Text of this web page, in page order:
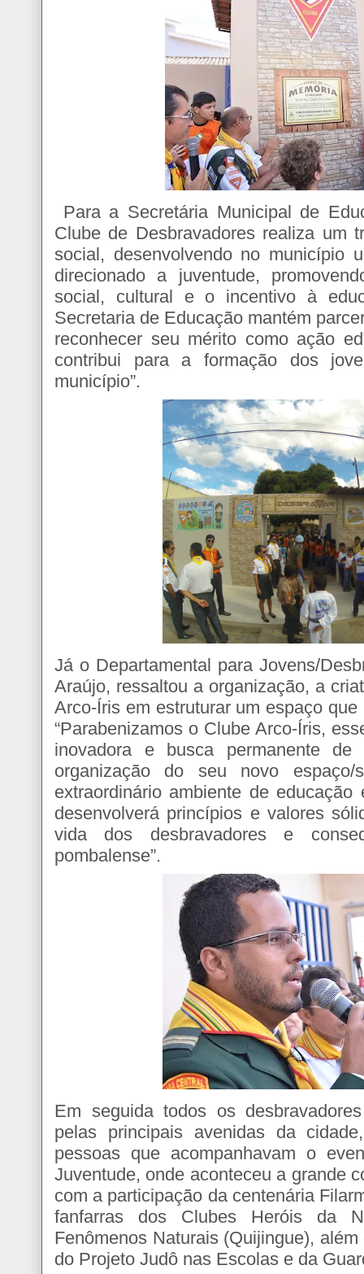
Para a Secretária Municipal de
Clube de Desbravadores realiza um
social, desenvolvendo no município
direcionado a juventude,
social, cultural e o incentivo à
Secretaria de Educação mantém
reconhecer seu mérito como ação
contribui para a formação dos
município”.
Já o Departamental para Jovens/
Araújo, ressaltou a organização, a
Arco-Íris em estruturar um espaço
“Parabenizamos o Clube Arco-Íris,
inovadora e busca permanente de
organização do seu novo
extraordinário ambiente de
desenvolverá princípios e valores
vida dos desbravadores e
pombalense”.
Em seguida todos os
pelas principais avenidas da
pessoas que acompanhavam o
Juventude, onde aconteceu a grande
com a participação da centenária
fanfarras dos Clubes Heróis da
Fenômenos Naturais (Quijingue),
do Projeto Judô nas Escolas e da